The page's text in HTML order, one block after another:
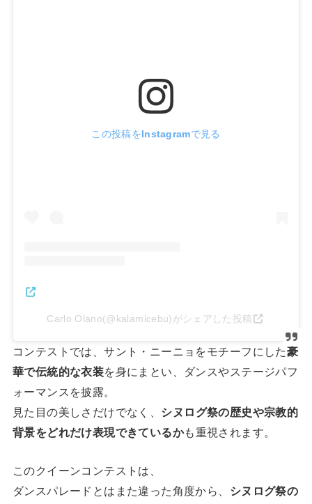
この投稿をInstagramで見る
Carlo Olano(@kalamicebu)がシェアした投稿
コンテストでは、サント・ニーニョをモチーフにした豪
華で伝統的な衣装を身にまとい、ダンスやステージパフ
ォーマンスを披露。
見た目の美しさだけでなく、 シヌログ祭の歴史や宗教的
背景をどれだけ表現できているかも重視されます。
このクイーンコンテストは、
ダンスパレードとはまた違った角度から、 シヌログ祭の